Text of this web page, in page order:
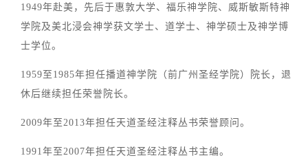
1949年赴美，先后于惠敦大学、福乐神学院、威斯敏斯特神
学院及美北浸会神学获文学士、道学士、神学硕士及神学博
士学位。
1959至1985年担任播道神学院（前广州圣经学院）院长，退
休后继续担任荣誉院长。
2009年至2013年担任天道圣经注释丛书荣誉顾问。
1991年至2007年担任天道圣经注释丛书主编。